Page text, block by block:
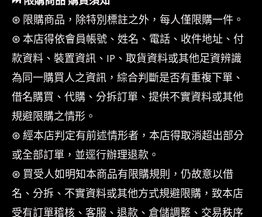
⊛ 限購商品，除特別標註之外，每人僅限購一件。
⊛ 本店得依會員帳號、姓名、電話、收件地址、付
款資料、裝置資訊、IP、取貨資料或其他足資辨識
為同一購買人之資訊，綜合判斷是否有重複下單、
借名購買、代購、分拆訂單、提供不實資料或其他
規避限購之情形。
⊛ 經本店判定有前述情形者，本店得取消超出部分
或全部訂單，並逕行辦理退款。
⊛ 買受人如明知本商品有限購規則，仍故意以借
名、分拆、不實資料或其他方式規避限購，致本店
受有訂單稽核、客服、退款、倉儲調整、交易秩序